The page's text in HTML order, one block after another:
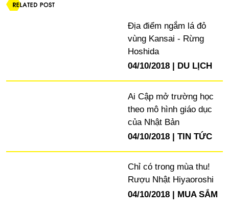
Địa điểm ngắm lá đỏ
vùng Kansai - Rừng
Hoshida
04/10/2018
DU LỊCH
Ai Cập mở trường học
theo mô hình giáo dục
của Nhật Bản
04/10/2018
TIN TỨC
Chỉ có trong mùa thu!
Rượu Nhật Hiyaoroshi
04/10/2018
MUA SẮM